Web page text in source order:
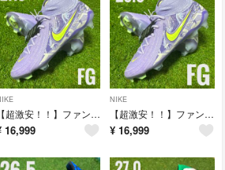
【超激安！！】ファントムルナエリート FG 27cm
16,999
NIKE
【超激安！！】ファントムルナエリート FG 26cm
¥ 16,999